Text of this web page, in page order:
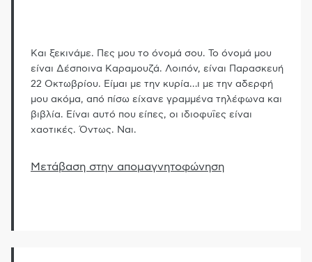
Και ξεκινάμε. Πες μου το όνομά σου. Το όνομά μου
είναι Δέσποινα Kαραμουζά. Λοιπόν, είναι Παρασκευή
22 Οκτωβρίου. Είμαι με την κυρία…ι με την αδερφή
μου ακόμα, από πίσω είχανε γραμμένα τηλέφωνα και
βιβλία. Είναι αυτό που είπες, οι ιδιοφυΐες είναι
χαοτικές. Όντως. Ναι.
Μετάβαση στην απομαγνητοφώνηση